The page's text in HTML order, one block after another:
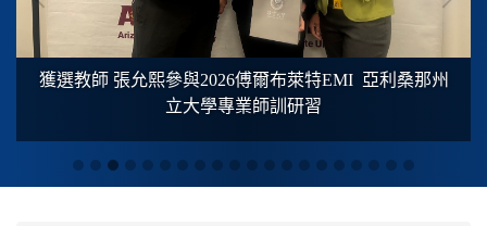
獲選教師 張允熙參與2026傅爾布萊特EMI亞利桑那州
立大學專業師訓研習